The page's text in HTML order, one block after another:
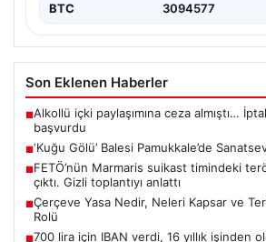
BTC 3094577
Son Eklenen Haberler
■Alkollü içki paylaşımına ceza almıştı…
başvurdu
■‘Kuğu Gölü’ Balesi Pamukkale’de
■FETÖ’nün Marmaris suikast timindeki
çıktı. Gizli toplantıyı anlattı
■Çerçeve Yasa Nedir, Neleri Kapsar ve
Rolü
■700 lira için IBAN verdi, 16 yıllık işinden